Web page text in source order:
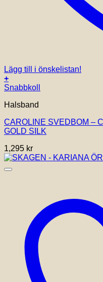
Lägg till i önskelistan!
+
Snabbkoll
Halsband
CAROLINE SVEDBOM –
GOLD SILK
1,295 kr